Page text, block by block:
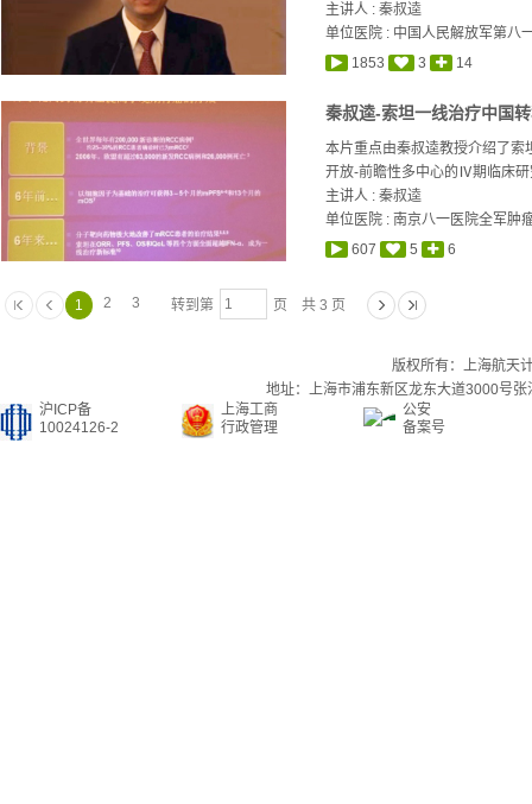
主讲人 :秦叔逵
单位医院 : 中国人民解放军第八
1853
3 14
本片重点由秦叔逵教授介绍了
开放-前瞻性多中心的Ⅳ期临床
主讲人 :秦叔逵
单位医院 : 南京八一医院全军肿
607
5 6
1 2 3 转到第 页 共 3 页
版权所有：上海航天
地址：上海市浦东新区龙东大道3000号
沪ICP备
10024126-2
上海工商
行政管理
公安
备案号